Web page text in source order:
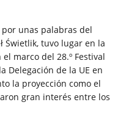
unas palabras del
Świetlik,tuvo lugar en la
marco del 28.º Festival
Delegación de la UE en
la proyección como el
gran interés entre los